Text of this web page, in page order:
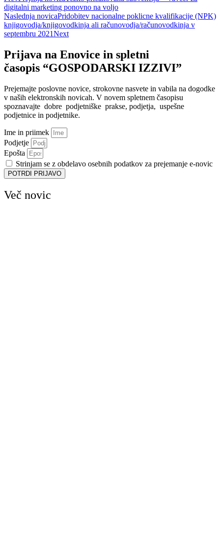
digitalni marketing ponovno na voljo
Naslednja novicaPridobitev nacionalne poklicne kvalifikacije (NPK)
knjigovodja/knjigovodkinja ali računovodja/računovodkinja v
septembru 2021Next
Prijava na Enovice in spletni
časopis “GOSPODARSKI IZZIVI”
Prejemajte poslovne novice, strokovne nasvete in vabila na dogodke
v naših elektronskih novicah. V novem spletnem časopisu
spoznavajte dobre podjetniške prakse, podjetja, uspešne
podjetnice in podjetnike.
Ime in priimek
Podjetje
Epošta
Strinjam se z obdelavo osebnih podatkov za prejemanje e-novic
POTRDI PRIJAVO
Več novic